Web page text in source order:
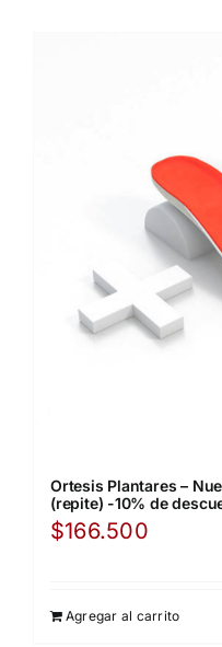
Ortesis Plantares –
(repite) -10% de
$166.500
Agregar al carrito